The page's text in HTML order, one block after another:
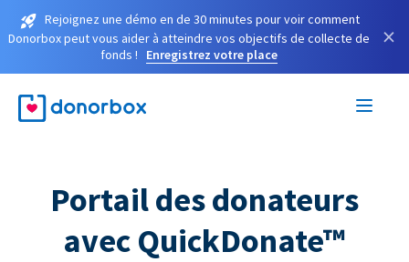
Rejoignez une démo en de 30 minutes pour voir comment
Donorbox peut vous aider à atteindre vos objectifs de collecte de
fonds !
Enregistrez votre place
×
Portail des donateurs
avec QuickDonate™